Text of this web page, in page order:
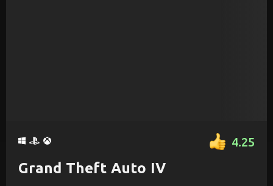
4.25
Grand Theft Auto IV